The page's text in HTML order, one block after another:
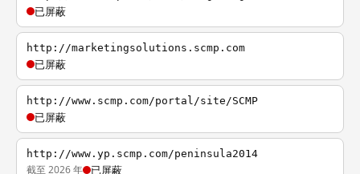
已屏蔽
http://marketingsolutions.scmp.com
已屏蔽
http://www.scmp.com/portal/site/SCMP
已屏蔽
http://www.yp.scmp.com/peninsula2014
截至 2026 年 已屏蔽